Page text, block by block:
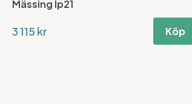
Mässing Ip21
3 115 kr Köp